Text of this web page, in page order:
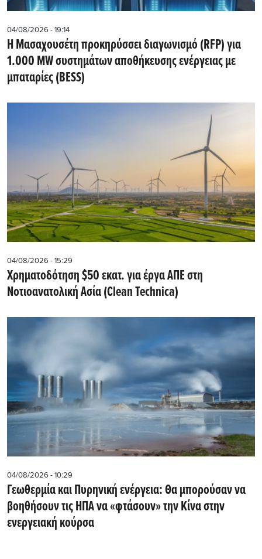
04/08/2026 - 19:14
Η Μασαχουσέτη προκηρύσσει διαγωνισμό (RFP) για
1.000 MW συστημάτων αποθήκευσης ενέργειας με
μπαταρίες (BESS)
04/08/2026 - 15:29
Χρηματοδότηση $50 εκατ. για έργα ΑΠΕ στη
Νοτιοανατολική Ασία (Clean Technica)
04/08/2026 - 10:29
Γεωθερμία και Πυρηνική ενέργεια: Θα μπορούσαν να
βοηθήσουν τις ΗΠΑ να «φτάσουν» την Κίνα στην
ενεργειακή κούρσα